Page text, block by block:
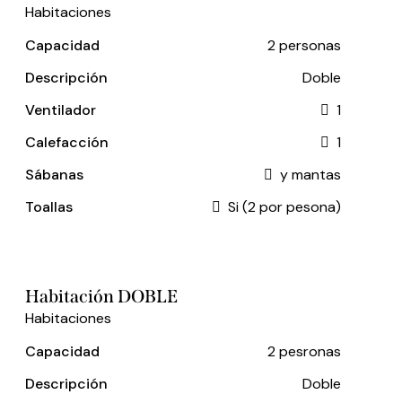
Habitaciones
Capacidad
2 personas
Descripción
Doble
Ventilador
1
Calefacción
1
Sábanas
y mantas
Toallas
Si (2 por pesona)
Habitación DOBLE
Habitaciones
Capacidad
2 pesronas
Descripción
Doble